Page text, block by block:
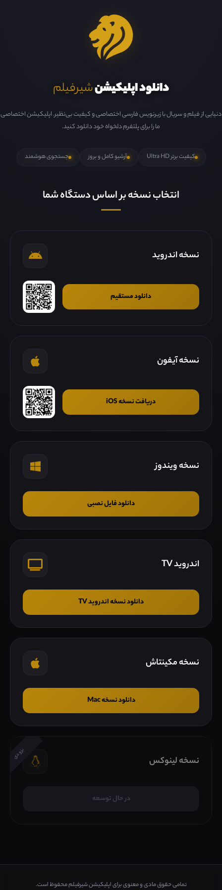
دانلود اپلیکیشنشیرفیلم
دنیایی از فیلم و سریال با زیرنویس فارسی اختصاصی و کیفیت بی‌نظیر. اپلیکیشن اختصاصی
ما را برای پلتفرم دلخواه خود دانلود کنید.
کیفیت برتر Ultra HD آرشیو کامل و بروز جستجوی هوشمند
انتخاب نسخه بر اساس دستگاه شما
نسخه اندروید
دانلود مستقیم
نسخه آیفون
دریافت نسخه iOS
نسخه ویندوز
دانلود فایل نصبی
اندروید TV
دانلود نسخه اندروید TV
نسخه مکینتاش
دانلود نسخه Mac
بزودی
نسخه لینوکس
در حال توسعه
تمامی حقوق مادی و معنوی برای اپلیکیشن شیرفیلم محفوظ است.